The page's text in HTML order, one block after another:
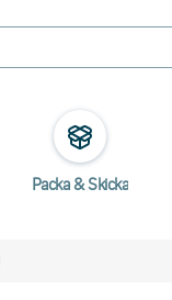
Packa & Skicka